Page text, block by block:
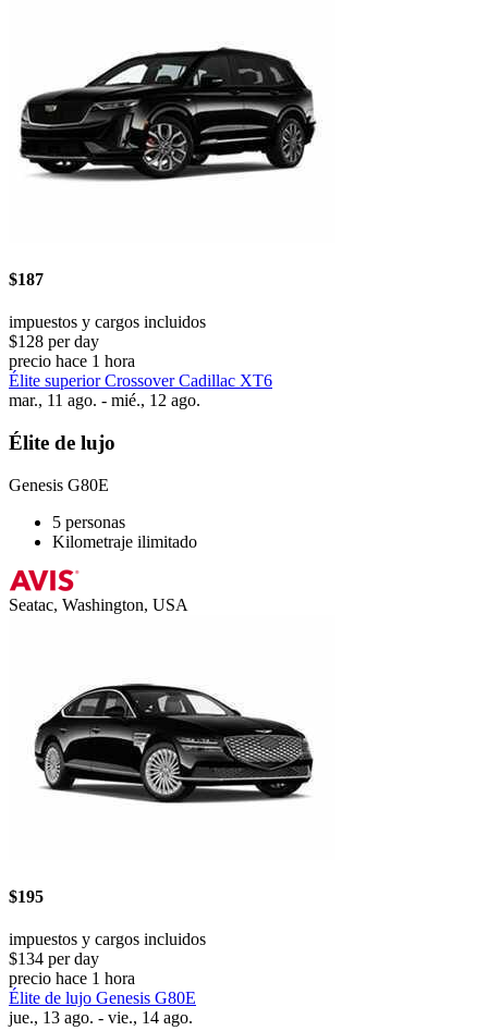
$187
impuestos y cargos incluidos
$128 per day
precio hace 1 hora
Élite superior Crossover Cadillac XT6
mar., 11 ago. - mié., 12 ago.
Élite de lujo
Genesis G80E
5 personas
Kilometraje ilimitado
Seatac, Washington, USA
$195
impuestos y cargos incluidos
$134 per day
precio hace 1 hora
Élite de lujo Genesis G80E
jue., 13 ago. - vie., 14 ago.